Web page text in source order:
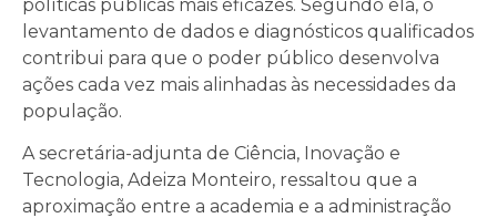
políticas públicas mais eficazes. Segundo ela, o
levantamento de dados e diagnósticos qualificados
contribui para que o poder público desenvolva
ações cada vez mais alinhadas às necessidades da
população.
A secretária-adjunta de Ciência, Inovação e
Tecnologia, Adeiza Monteiro, ressaltou que a
aproximação entre a academia e a administração